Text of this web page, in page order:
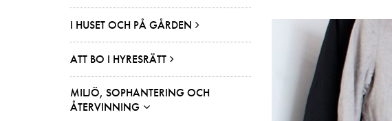
I HUSET OCH PÅ GÅRDEN
ATT BO I HYRESRÄTT
MILJÖ, SOPHANTERING OCH
ÅTERVINNING